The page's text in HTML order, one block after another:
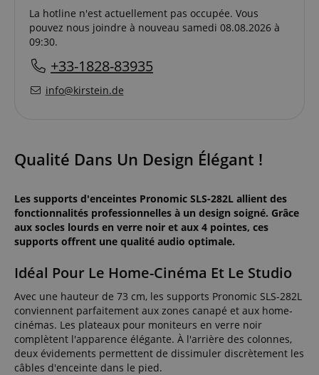
La hotline n'est actuellement pas occupée. Vous
pouvez nous joindre à nouveau samedi 08.08.2026 à
09:30.
+33-1828-83935
info@kirstein.de
Qualité Dans Un Design Élégant !
Les supports d'enceintes Pronomic SLS-282L allient des
fonctionnalités professionnelles à un design soigné. Grâce
aux socles lourds en verre noir et aux 4 pointes, ces
supports offrent une qualité audio optimale.
Idéal Pour Le Home-Cinéma Et Le Studio
Avec une hauteur de 73 cm, les supports Pronomic SLS-282L
conviennent parfaitement aux zones canapé et aux home-
cinémas. Les plateaux pour moniteurs en verre noir
complètent l'apparence élégante. À l'arrière des colonnes,
deux évidements permettent de dissimuler discrètement les
câbles d'enceinte dans le pied.